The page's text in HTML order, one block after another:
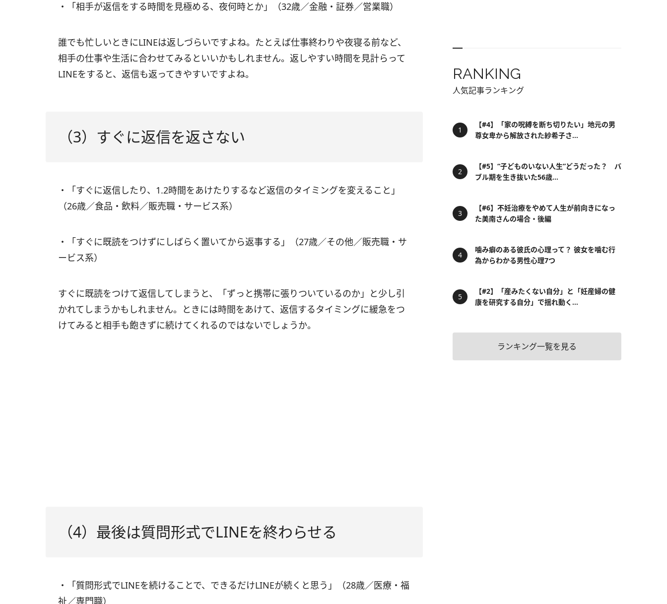
・「相手が返信をする時間を見極める、夜何時とか」（32歳／金融・証券／営業職）
誰でも忙しいときにLINEは返しづらいですよね。たとえば仕事終わりや夜寝る前など、
相手の仕事や生活に合わせてみるといいかもしれません。返しやすい時間を見計らって
LINEをすると、返信も返ってきやすいですよね。
（3）すぐに返信を返さない
・「すぐに返信したり、1.2時間をあけたりするなど返信のタイミングを変えること」
（26歳／食品・飲料／販売職・サービス系）
・「すぐに既読をつけずにしばらく置いてから返事する」（27歳／その他／販売職・サ
ービス系）
すぐに既読をつけて返信してしまうと、「ずっと携帯に張りついているのか」と少し引
かれてしまうかもしれません。ときには時間をあけて、返信するタイミングに緩急をつ
けてみると相手も飽きずに続けてくれるのではないでしょうか。
（4）最後は質問形式でLINEを終わらせる
・「質問形式でLINEを続けることで、できるだけLINEが続くと思う」（28歳／医療・福
祉／専門職）
RANKING
人気記事ランキング
【#4】「家の呪縛を断ち切りたい」地元の男
尊女卑から解放された紗希子さ...
【#5】“子どものいない人生”どうだった？ バ
ブル期を生き抜いた56歳...
【#6】不妊治療をやめて人生が前向きになっ
た美南さんの場合・後編
噛み癖のある彼氏の心理って？ 彼女を噛む行
為からわかる男性心理7つ
【#2】「産みたくない自分」と「妊産婦の健
康を研究する自分」で揺れ動く...
ランキング一覧を見る